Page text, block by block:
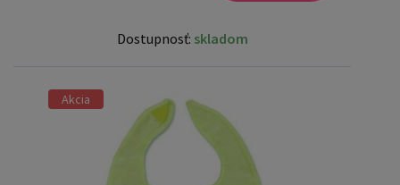
Dostupnosť: skladom
Akcia